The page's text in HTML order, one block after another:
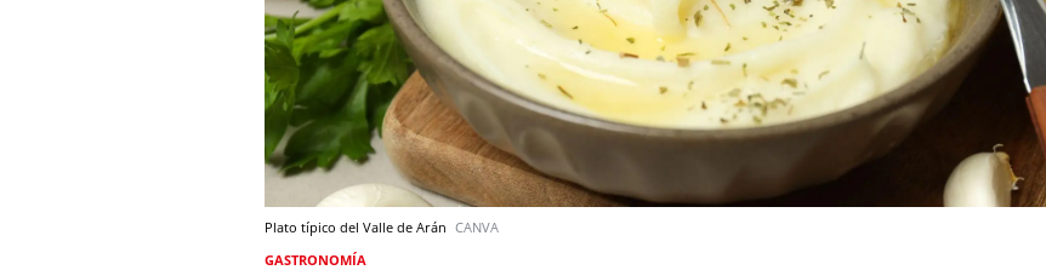
Plato típico del Valle de Arán CANVA
GASTRONOMÍA